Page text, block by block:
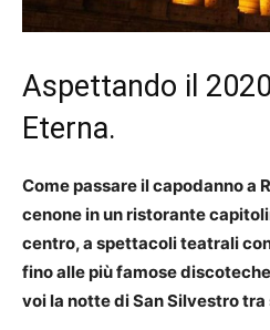
Aspettando il
Eterna.
Come passare il capodanno a
cenone in un ristorante
centro, a spettacoli teatrali
fino alle più famose
voi la notte di San Silvestro